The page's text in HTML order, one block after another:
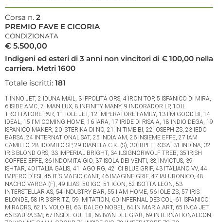
Corsa n. 2
PREMIO FAVE E CICORIA
CONDIZIONATA
€ 5.500,00
Indigeni ed esteri di 3 anni non vincitori di € 100,00 nella
carriera. Metri 1600
Totale iscritti: 181
1 INNO JET, 2 IDUNA MAIL, 3 IPPOLITA ORS, 4 IRON TOP, 5 ISPANICO DI MIRA,
6 ISIDE AMC, 7 IMAN LUX, 8 INFINITY MANY, 9 INDORADOR LP, 10 IL
TROTTATORE PAR, 11 IOLE JET, 12 IMPERATORE FAMILY, 13 I'M GOOD BI, 14
IDEAL, 15 I'M COMING HOME, 16 IARA, 17 IRIDE DI RISAIA, 18 INDIO DEGA, 19
ISPANICO MAKER, 20 ISTERIKA DI NO, 21 IN TIME BI, 22 IOSEPH ZS, 23 IEDO
BARSA, 24 INTERNATIONAL SAT, 25 INDIA AM, 26 INSIEME EFFE, 27 IAM
CAMILLO, 28 IDOMITO SP, 29 DIANELA C.K. (S), 30 IRPEF ROSA, 31 INDINA, 32
IRIS BLOND ORS, 33 IMPERIAL BRIGHT, 34 ILSIGNORWOLF TREB, 35 IRISH
COFFEE EFFE, 36 INDOMITA GIO, 37 ISOLA DEI VENTI, 38 INVICTUS, 39
ISHTAR, 40 ITALIA GALIS, 41 IAGO RG, 42 ICI BLUE GRIF, 43 ITALIANO VV, 44
IMPERO D'ESI, 45 IT'S MAGIC CANT, 46 IMAGINE GRIF, 47 IALURONICO, 48
NACHO VARGA (F), 49 ILIAS, 50 IGO, 51 ICON, 52 ISOTTA LEON, 53
INTERSTELLAR AS, 54 INDUSTRY BAR, 55 I AM HOME, 56 IOLE ZS, 57 IRIS
BLONDE, 58 IRIS SPRITZ, 59 IMITATION, 60 INFERNAL DES COL, 61 ISPANICO
MIRAORS, 62 IN VOLO BI, 63 IDALGO NOBEL, 64 IN MARIA ART, 65 INCA JET,
66 ISAURA SM, 67 INSIDE OUT BI, 68 IVAN DEL GIAR, 69 INTERNATIONALCON,